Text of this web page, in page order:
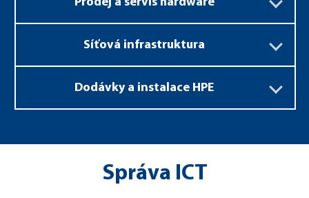
Síťová infrastruktura
Dodávky a instalace HPE
Správa ICT